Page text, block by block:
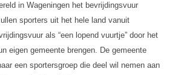
in Wageningen het bevrijdingsvuur
sporters uit het hele land vanuit
als “een lopend vuurtje” door het
eigen gemeente brengen. De gemeente
een sportersgroep die deel wil nemen aan